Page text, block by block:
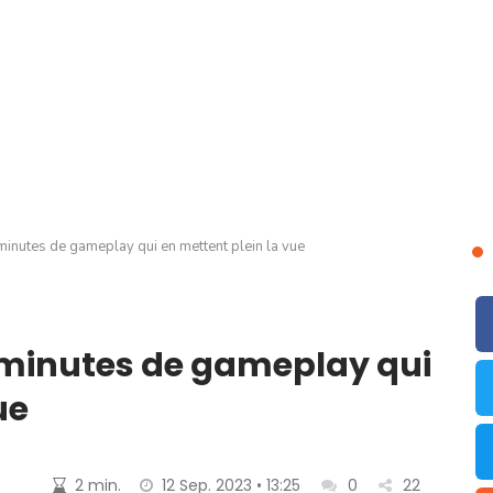
de gameplay qui en mettent plein la vue
de gameplay qui
2 min. 12 Sep. 2023 • 13:25 0 22